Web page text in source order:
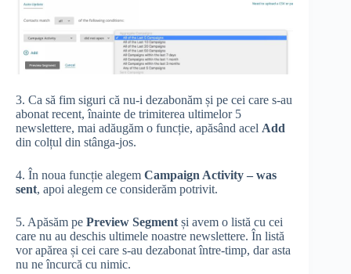
3. Ca să fim siguri că nu-i dezabonăm și pe cei care s-au
abonat recent, înainte de trimiterea ultimelor 5
newslettere, mai adăugăm o funcție, apăsând acel Add
din colțul din stânga-jos.
4. În noua funcție alegem Campaign Activity – was
sent, apoi alegem ce considerăm potrivit.
5. Apăsăm pe Preview Segment și avem o listă cu cei
care nu au deschis ultimele noastre newslettere. În listă
vor apărea și cei care s-au dezabonat între-timp, dar asta
nu ne încurcă cu nimic.